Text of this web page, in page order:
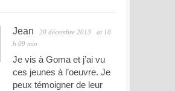
Jean 20 décembre 2013
at 10
h 09 min
Je vis à Goma et j’ai vu
ces jeunes à l’oeuvre. Je
peux témoigner de leur